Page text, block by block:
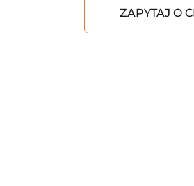
ZAPYTAJ O